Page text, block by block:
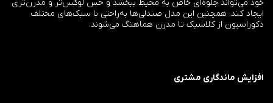
خود می‌تواند جلوه‌ای خاص به محیط ببخشد و حس لوکس‌تر و مدرن‌تری
ایجاد کند. همچنین این مدل صندلی‌ها به‌راحتی با سبک‌های مختلف
دکوراسیون از کلاسیک تا مدرن هماهنگ می‌شوند.
افزایش ماندگاری مشتری